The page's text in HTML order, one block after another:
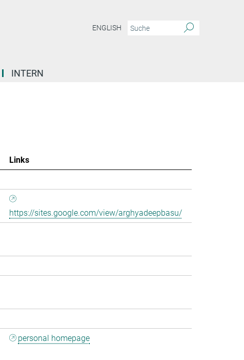
ENGLISH
INTERN
Links
https://sites.google.com/view/arghyadeepbasu/
personal homepage